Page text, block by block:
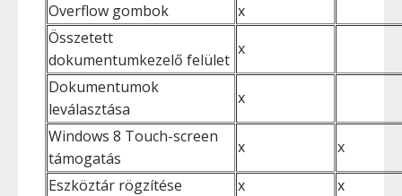
Overflow gombok
x
Összetett
dokumentumkezelő felület
x
Dokumentumok
leválasztása
x
Windows 8 Touch-screen
támogatás
x
x
Eszköztár rögzítése
x x